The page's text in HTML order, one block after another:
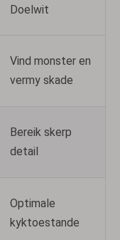
Doelwit
Vind monster en
vermy skade
Bereik skerp
detail
Optimale
kyktoestande